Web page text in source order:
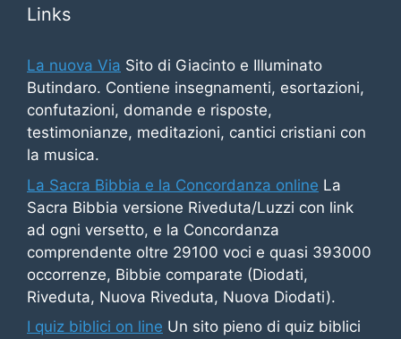
Links
La nuova Via Sito di Giacinto e Illuminato
Butindaro. Contiene insegnamenti, esortazioni,
confutazioni, domande e risposte,
testimonianze, meditazioni, cantici cristiani con
la musica.
La Sacra Bibbia e la Concordanza online La
Sacra Bibbia versione Riveduta/Luzzi con link
ad ogni versetto, e la Concordanza
comprendente oltre 29100 voci e quasi 393000
occorrenze, Bibbie comparate (Diodati,
Riveduta, Nuova Riveduta, Nuova Diodati).
I quiz biblici on line Un sito pieno di quiz biblici